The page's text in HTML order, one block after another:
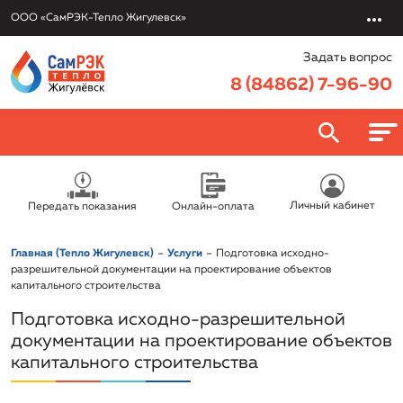
ООО «СамРЭК-Тепло Жигулевск»
Задать вопрос
8 (84862) 7-96-90
О компании
Руководство
Правовая информация/Противодействие коррупции
Приказы об установлении тарифов
Политика в отношении обработки персональных данных
Онлайн-оплата
Заключить договор онлайн
Урегулировать задолженность
Услуги
Обслуживание и эксплуатация объектов
Подключение к системе теплоснабжения
Вакансии
Передать показания Онлайн-оплата Личный кабинет
Главная (Тепло Жигулевск) Услуги
Подготовка исходно-
разрешительной документации на проектирование объектов
капитального строительства
Подготовка исходно-разрешительной
документации на проектирование объектов
капитального строительства